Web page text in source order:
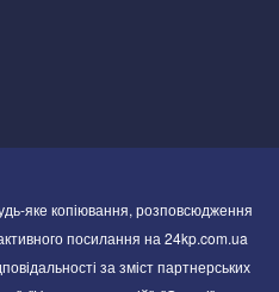
яке копіювання, розповсюдження
посилання на 24kp.com.ua
за зміст партнерських